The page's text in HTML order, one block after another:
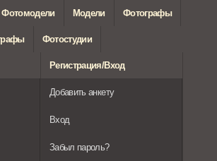
Фотомодели Модели Фотографы
Фотостудии
Регистрация/Вход
Добавить анкету
Вход
Забыл пароль?